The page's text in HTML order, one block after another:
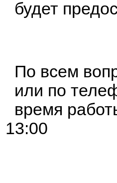
будет
По всем
или по
время
13:00